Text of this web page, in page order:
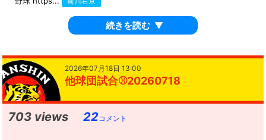
続きを読む ▼
2026年07月18日 13:00
他球団試合⚾️20260718
703 views 22コメント